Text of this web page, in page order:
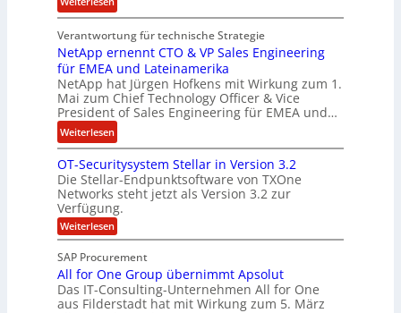
s
e
i
n
e
L
ö
s
u
n
g
o
i
r
d
F
i
n
a
n
z
c
h
f
b
e
E
n
g
n
e
e
r
i
n
g
-
S
p
e
z
i
a
Verantwortung für technische Strategie
NetApp ernennt CTO & VP Sales Engineering
für EMEA und Lateinamerika
NetApp hat Jürgen Hofkens mit Wirkung zum 1.
Mai zum Chief Technology Officer & Vice
President of Sales Engineering für EMEA und…
Weiterlesen:
N
e
t
A
p
p
n
e
OT-Securitysystem Stellar in Version 3.2
Die Stellar-Endpunktsoftware von TXOne
Networks steht jetzt als Version 3.2 zur
Verfügung.
Weiterlesen:
O
-
S
e
c
SAP Procurement
All for One Group übernimmt Apsolut
Das IT-Consulting-Unternehmen All for One
aus Filderstadt hat mit Wirkung zum 5. März